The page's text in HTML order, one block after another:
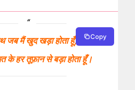
जब मैं खुद खड़ा होता हूँ,
के हर तूफ़ान से बड़ा होता हूँ।
Copy